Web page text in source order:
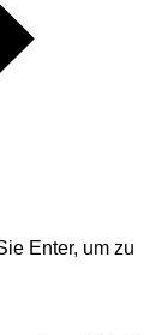
Enter, um zu